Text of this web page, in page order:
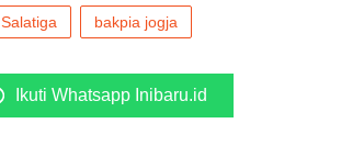
Salatiga bakpia jogja
Ikuti Whatsapp Inibaru.id